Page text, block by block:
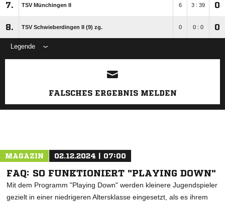
7. TSV Münchingen II 6 3 : 39 0
8. TSV Schwieberdingen II (9) zg. 0 0 : 0 0
Legende
ANZEIGE
FALSCHES ERGEBNIS MELDEN
MAGAZIN 02.12.2024 | 07:00
FAQ: SO FUNKTIONIERT "PLAYING DOWN"
Mit dem Programm "Playing Down" werden kleinere Jugendspieler
gezielt in einer niedrigeren Altersklasse eingesetzt, als es ihrem